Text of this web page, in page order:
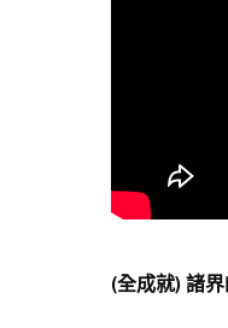
(全成就) 諸